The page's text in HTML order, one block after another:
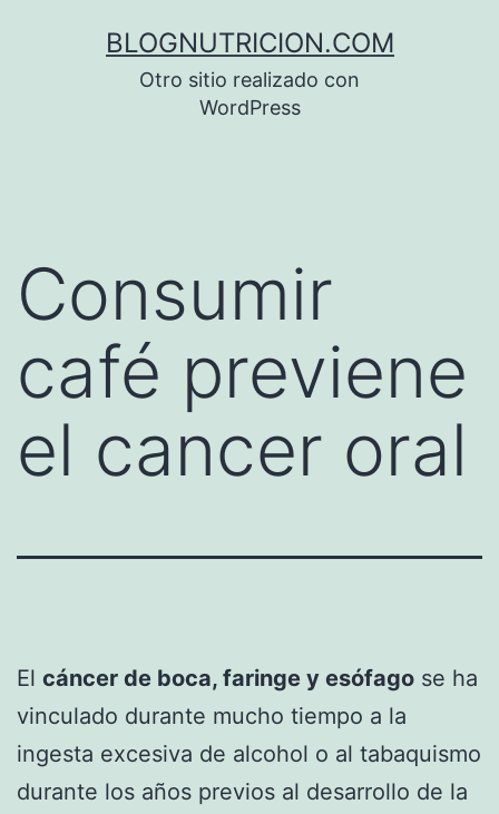
BLOGNUTRICION.COM
Otro sitio realizado con
WordPress
Consumir
café previene
el cancer oral
El cáncer de boca, faringe y esófago se ha
vinculado durante mucho tiempo a la
ingesta excesiva de alcohol o al tabaquismo
durante los años previos al desarrollo de la